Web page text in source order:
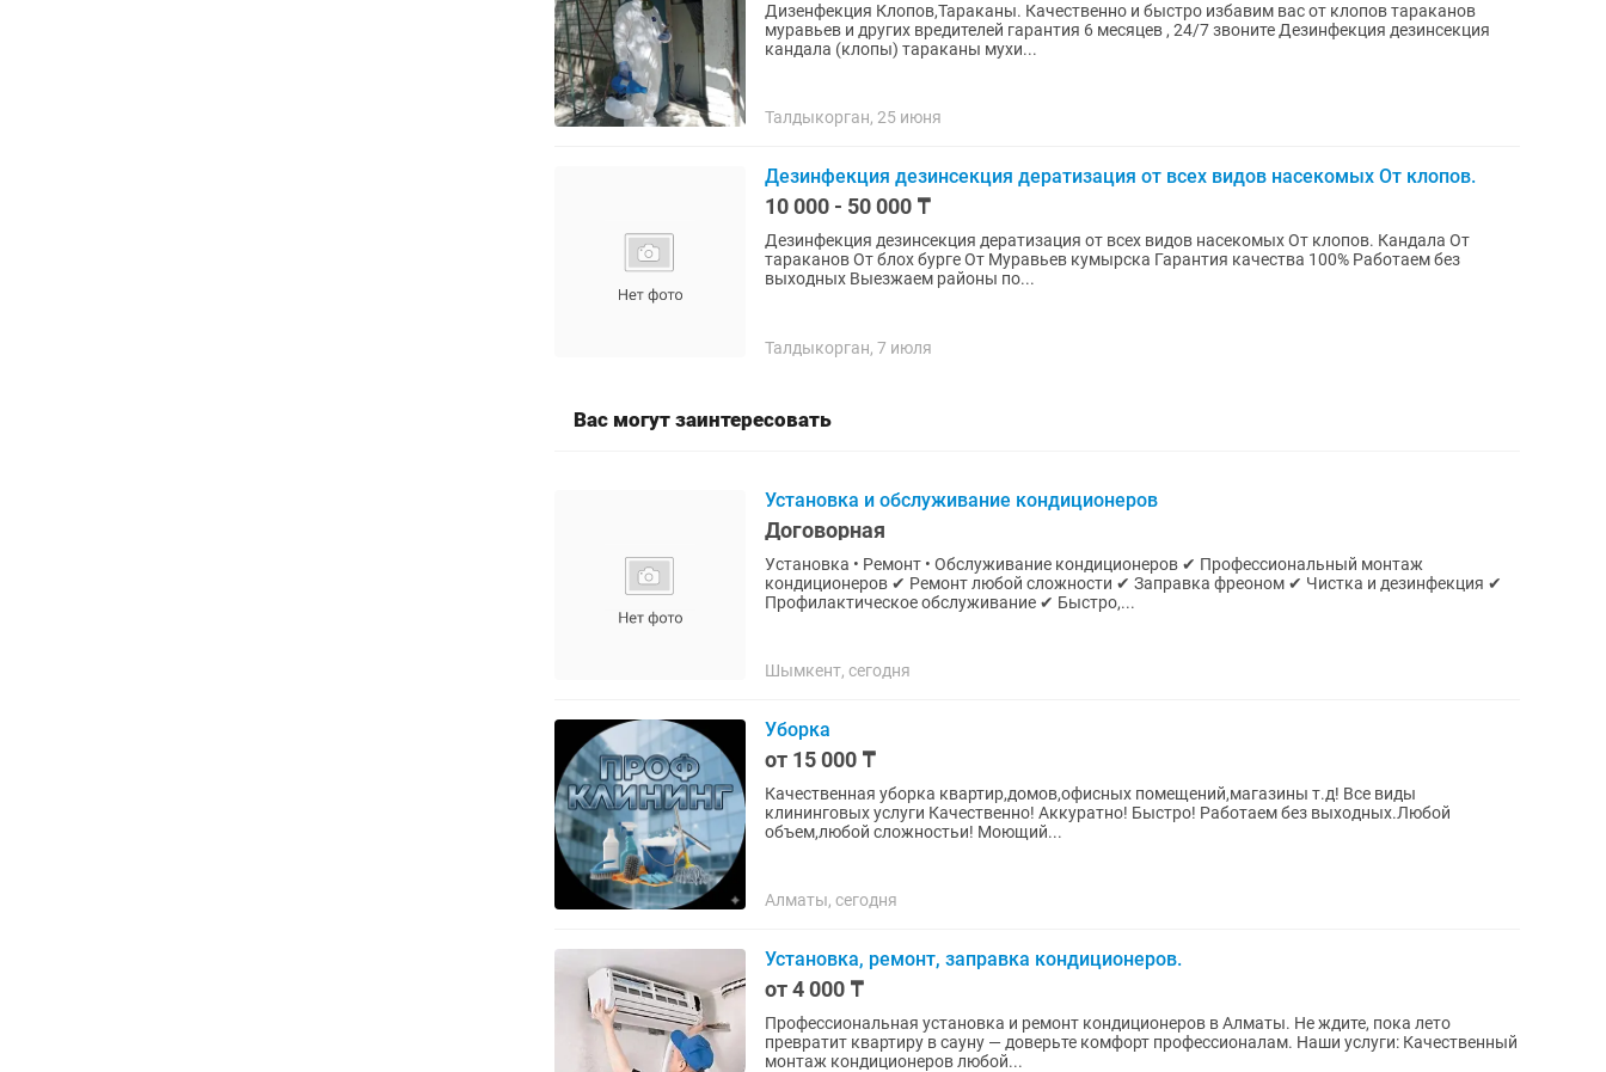
Дизенфекция Клопов,Тараканы. Качественно и быстро избавим вас от клопов тараканов
муравьев и других вредителей гарантия 6 месяцев , 24/7 звоните Дезинфекция дезинсекция
кандала (клопы) тараканы мухи...
Талдыкорган, 25 июня
Дезинфекция дезинсекция дератизация от всех видов насекомых От клопов.
10 000 - 50 000 ₸
Дезинфекция дезинсекция дератизация от всех видов насекомых От клопов. Кандала От
тараканов От блох бурге От Муравьев кумырска Гарантия качества 100% Работаем без
выходных Выезжаем районы по...
Талдыкорган, 7 июля
Вас могут заинтересовать
Установка и обслуживание кондиционеров
Договорная
Установка • Ремонт • Обслуживание кондиционеров ✔ Профессиональный монтаж
кондиционеров ✔ Ремонт любой сложности ✔ Заправка фреоном ✔ Чистка и дезинфекция ✔
Профилактическое обслуживание ✔ Быстро,...
Шымкент, сегодня
Уборка
от 15 000 ₸
Качественная уборка квартир,домов,офисных помещений,магазины т.д! Все виды
клининговых услуги Качественно! Аккуратно! Быстро! Работаем без выходных.Любой
объем,любой сложностьи! Моющий...
Алматы, сегодня
Установка, ремонт, заправка кондиционеров.
от 4 000 ₸
Профессиональная установка и ремонт кондиционеров в Алматы. Не ждите, пока лето
превратит квартиру в сауну — доверьте комфорт профессионалам. Наши услуги: Качественный
монтаж кондиционеров любой...